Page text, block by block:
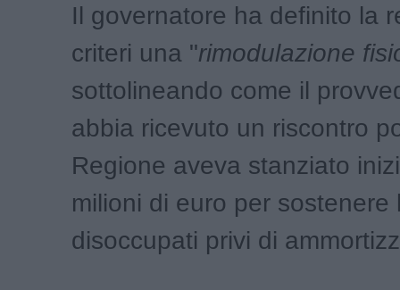
Il governatore ha definito la
criteri una "rimodulazione
sottolineando come il
abbia ricevuto un riscontro
Regione aveva stanziato
milioni di euro per sostenere
disoccupati privi di